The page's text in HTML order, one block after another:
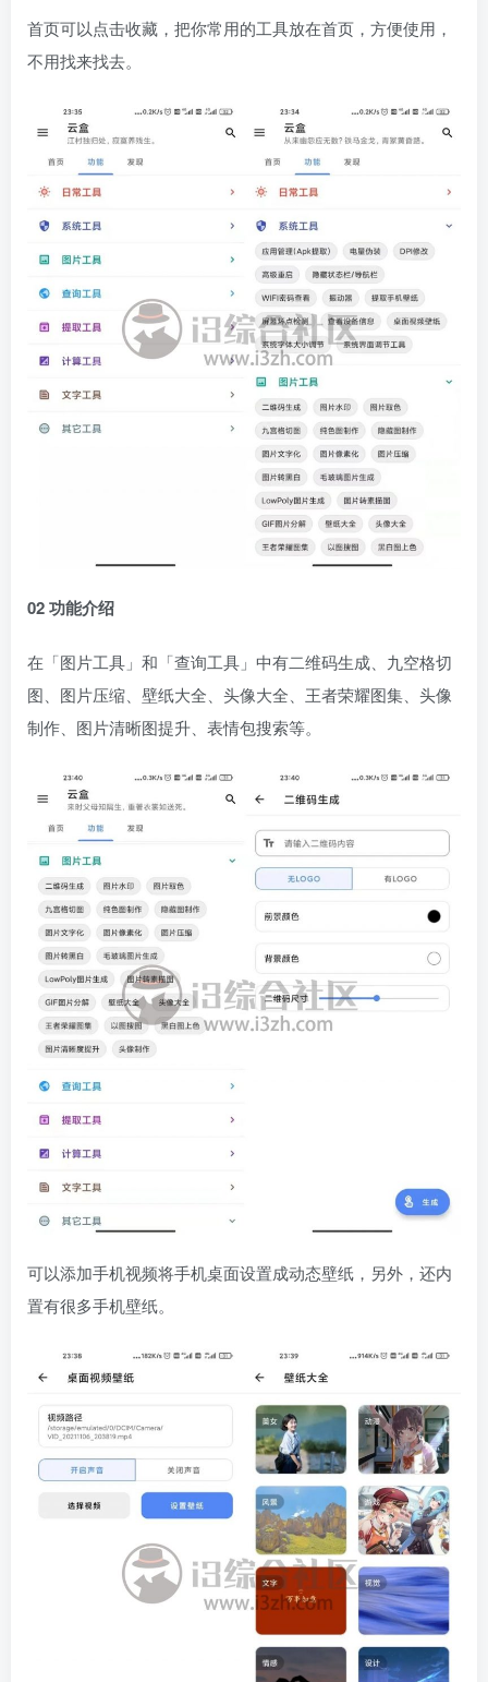
首页可以点击收藏，把你常用的工具放在首页，方便使用，
不用找来找去。
02 功能介绍
在「图片工具」和「查询工具」中有二维码生成、九空格切
图、图片压缩、壁纸大全、头像大全、王者荣耀图集、头像
制作、图片清晰图提升、表情包搜索等。
可以添加手机视频将手机桌面设置成动态壁纸，另外，还内
置有很多手机壁纸。